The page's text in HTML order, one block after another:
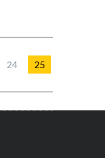
24 25